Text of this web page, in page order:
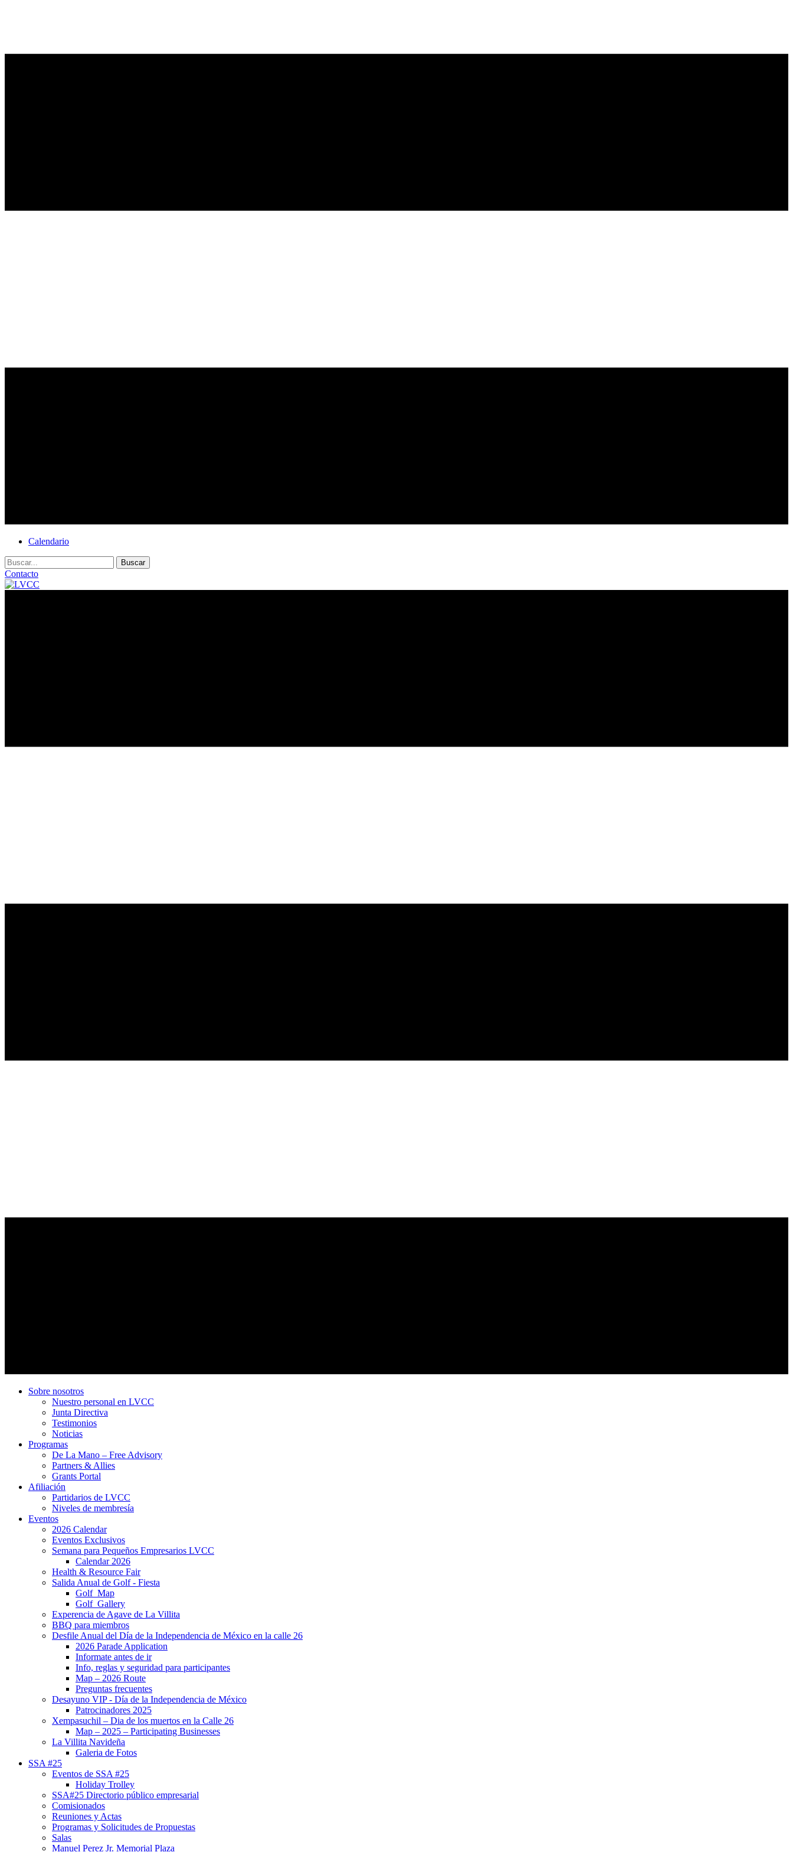
Calendario
Buscar:
Contacto
Sobre nosotros
Nuestro personal en LVCC
Junta Directiva
Testimonios
Noticias
Programas
De La Mano – Free Advisory
Partners & Allies
Grants Portal
Afiliación
Partidarios de LVCC
Niveles de membresía
Eventos
2026 Calendar
Eventos Exclusivos
Semana para Pequeños Empresarios LVCC
Calendar 2026
Health & Resource Fair
Salida Anual de Golf - Fiesta
Golf_Map
Golf_Gallery
Experencia de Agave de La Villita
BBQ para miembros
Desfile Anual del Día de la Independencia de México en la calle 26
2026 Parade Application
Informate antes de ir
Info, reglas y seguridad para participantes
Map – 2026 Route
Preguntas frecuentes
Desayuno VIP - Día de la Independencia de México
Patrocinadores 2025
Xempasuchil – Dia de los muertos en la Calle 26
Map – 2025 – Participating Businesses
La Villita Navideña
Galeria de Fotos
SSA #25
Eventos de SSA #25
Holiday Trolley
SSA#25 Directorio público empresarial
Comisionados
Reuniones y Actas
Programas y Solicitudes de Propuestas
Salas
Manuel Perez Jr. Memorial Plaza